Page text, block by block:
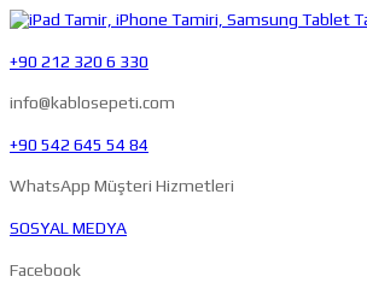
+90 212 320 6 330
info@kablosepeti.com
+90 542 645 54 84
WhatsApp Müşteri Hizmetleri
SOSYAL MEDYA
Facebook